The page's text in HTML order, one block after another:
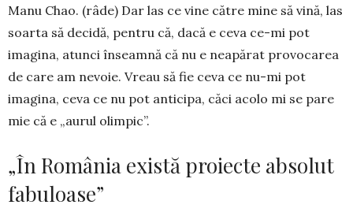
Manu Chao. (râde) Dar las ce vine către mine să vină, las
soarta să decidă, pentru că, dacă e ceva ce-mi pot
imagina, atunci înseamnă că nu e neapărat provocarea
de care am nevoie. Vreau să fie ceva ce nu-mi pot
imagina, ceva ce nu pot anticipa, căci acolo mi se pare
mie că e „aurul olimpic”.
„În România există proiecte absolut
fabuloase”